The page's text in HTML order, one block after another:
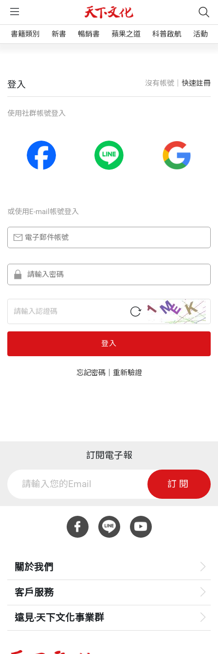
書籍類別 新書 暢銷書 蘋果之道 科普啟航 活動
登入 沒有帳號｜ 快速註冊
使⽤社群帳號登入
或使⽤E-mail帳號登入
登入
忘記密碼｜ 重新驗證
訂閱電子報
訂閱
關於我們
客戶服務
遠見‧天下文化事業群